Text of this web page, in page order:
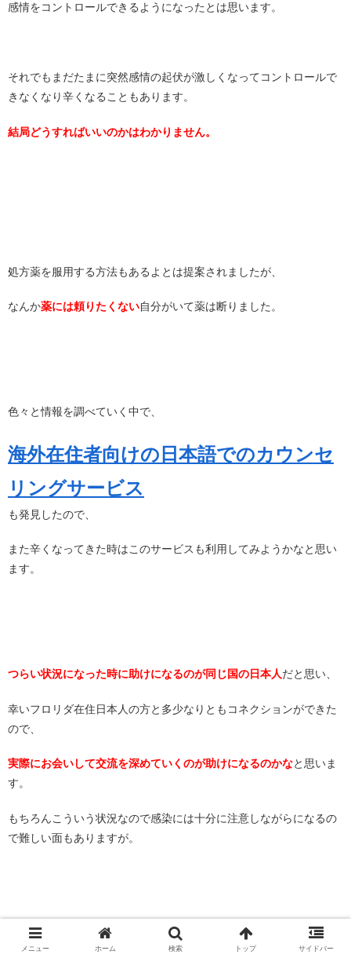
感情をコントロールできるようになったとは思います。
それでもまだたまに突然感情の起伏が激しくなってコントロールで
きなくなり辛くなることもあります。
結局どうすればいいのかはわかりません。
処方薬を服用する方法もあるよとは提案されましたが、
なんか薬には頼りたくない自分がいて薬は断りました。
色々と情報を調べていく中で、
海外在住者向けの日本語でのカウンセ
リングサービス
も発見したので、
また辛くなってきた時はこのサービスも利用してみようかなと思い
ます。
つらい状況になった時に助けになるのが同じ国の日本人だと思い、
幸いフロリダ在住日本人の方と多少なりともコネクションができた
ので、
実際にお会いして交流を深めていくのが助けになるのかなと思いま
す。
もちろんこういう状況なので感染には十分に注意しながらになるの
で難しい面もありますが。
メニュー ホーム 検索 トップ サイドバー